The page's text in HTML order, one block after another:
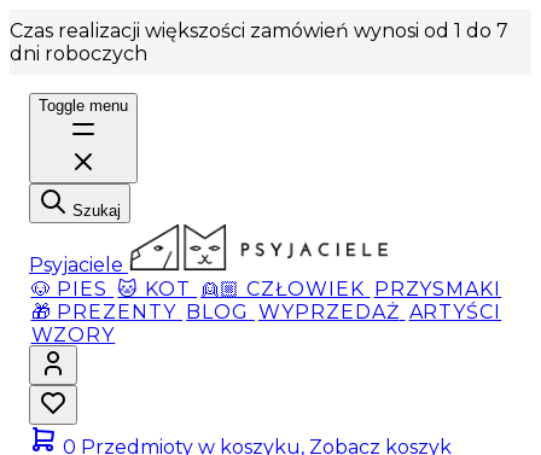
Czas realizacji większości zamówień wynosi od 1 do 7
dni roboczych
Toggle menu
Szukaj
Psyjaciele
🐶 PIES 🐱 KOT 👱🏼 CZŁOWIEK PRZYSMAKI
🎁 PREZENTY BLOG WYPRZEDAŻ ARTYŚCI
WZORY
0 Przedmioty w koszyku, Zobacz koszyk